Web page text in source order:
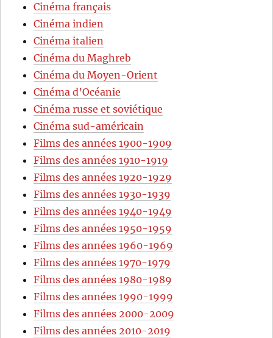
Cinéma français
Cinéma indien
Cinéma italien
Cinéma du Maghreb
Cinéma du Moyen-Orient
Cinéma d’Océanie
Cinéma russe et soviétique
Cinéma sud-américain
Films des années 1900-1909
Films des années 1910-1919
Films des années 1920-1929
Films des années 1930-1939
Films des années 1940-1949
Films des années 1950-1959
Films des années 1960-1969
Films des années 1970-1979
Films des années 1980-1989
Films des années 1990-1999
Films des années 2000-2009
Films des années 2010-2019